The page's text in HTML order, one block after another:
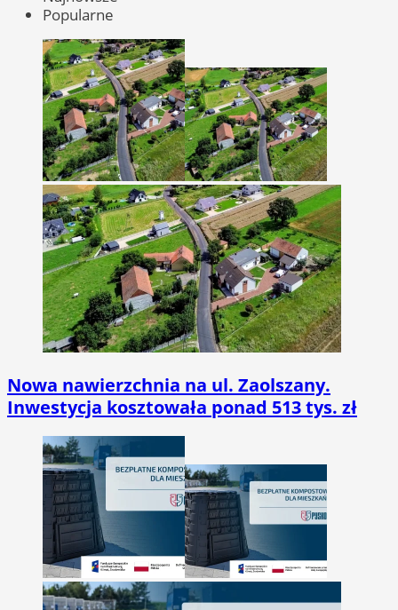
Popularne
Nowa nawierzchnia na ul. Zaolszany.
Inwestycja kosztowała ponad 513 tys. zł